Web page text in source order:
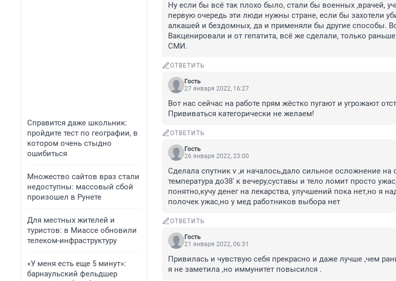
Справится даже школьник:
пройдите тест по географии, в
котором очень стыдно
ошибиться
Множество сайтов враз стали
недоступны: массовый сбой
произошел в Рунете
Для местных жителей и
туристов: в Миассе обновили
телеком-инфраструктуру
«У меня есть еще 5 минут»:
барнаульский фельдшер
Ну если бы всё так плохо было, стали бы военных ,врачей,
первую очередь эти люди нужны стране, если бы захотели
алкашей и бездомных, да и применяли бы другие способы.
Вакценировали и от гепатита, всё же сделали, только
СМИ.
ОТВЕТИТЬ
Гость
27 января 2022, 16:27
Вот нас сейчас на работе прям жёстко пугают и угрожают
Прививаться категорически не желаем!
ОТВЕТИТЬ
Гость
26 января 2022, 23:00
Сделала спутник v ,и началось,дало сильное осложнение на
температура до38' к вечеру,суставы и тело ломит просто
понятно,кучу денег на лекарства, улучшений пока нет,но я
полочек ужас,но у мед работников выбора нет
ОТВЕТИТЬ
Гость
21 января 2022, 06:31
Привилась и чувствую себя прекрасно и даже лучше ,чем
я не заметила ,но иммунитет повысился .